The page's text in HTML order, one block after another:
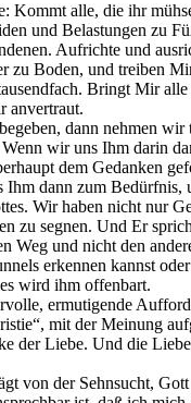
Kommt alle, die ihr
und Belastungen zu
Aufrichte und
zu Boden, und treiben
Bringt Mir
anvertraut.
dann nehmen
wir uns Ihm darin
dem Gedanken
dann zum Bedürfnis,
Wir haben nicht nur
zu segnen. Und Er
Weg und nicht den
erkennen kannst
wird ihm offenbart.
ermutigende
mit der Meinung
der Liebe. Und die
von der Sehnsucht,